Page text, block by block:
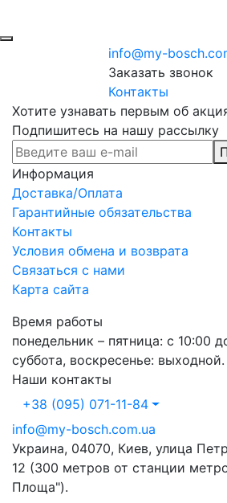
info@my-
Заказать звонок
Контакты
Хотите узнавать первым об
Подпишитесь на нашу рассылку
Информация
Доставка/Оплата
Гарантийные обязательства
Контакты
Условия обмена и возврата
Связаться с нами
Карта сайта
Время работы
понедельник – пятница: с 10:00
суббота, воскресенье: выходной.
Наши контакты
+38 (095) 071-11-84
info@my-bosch.com.ua
Украина, 04070, Киев, улица
12 (300 метров от станции
Площа").